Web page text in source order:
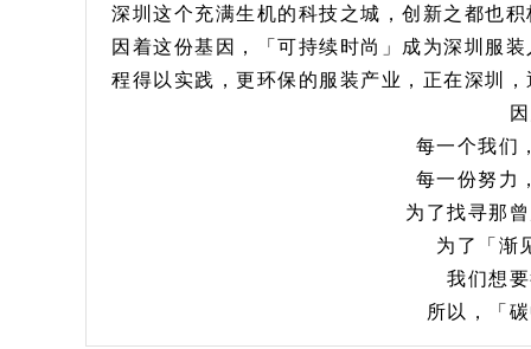
深圳这个充满生机的科技之城，创新之都也
因着这份基因，「可持续时尚」成为深圳服
程得以实践，更环保的服装产业，正在深圳
每一个我们
每一份努力
为了找寻那
为了「渐
我们想
所以，「